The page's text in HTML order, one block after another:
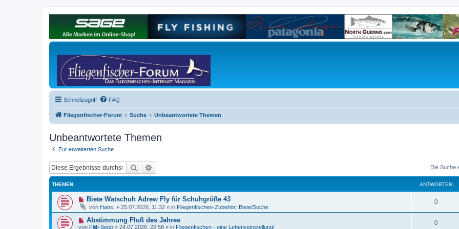
Schnellzugriff FAQ
Fliegenfischer-Forum Suche Unbeantwortete Themen
Unbeantwortete Themen
Zur erweiterten Suche
Suche Die Suche
THEMEN ANTWORTEN
N
u
Biete Watschuh Adrew Fly für Schuhgröße 43
von Hans. » 25.07.2026, 11:32 » in Fliegenfischen-Zubehör: Biete/Suche
0
N
e
Abstimmung Fluß des Jahres
von Fliifi-Sepp » 24.07.2026, 22:58 » in Fliegenfischen - eine Lebenseinstellung!
0